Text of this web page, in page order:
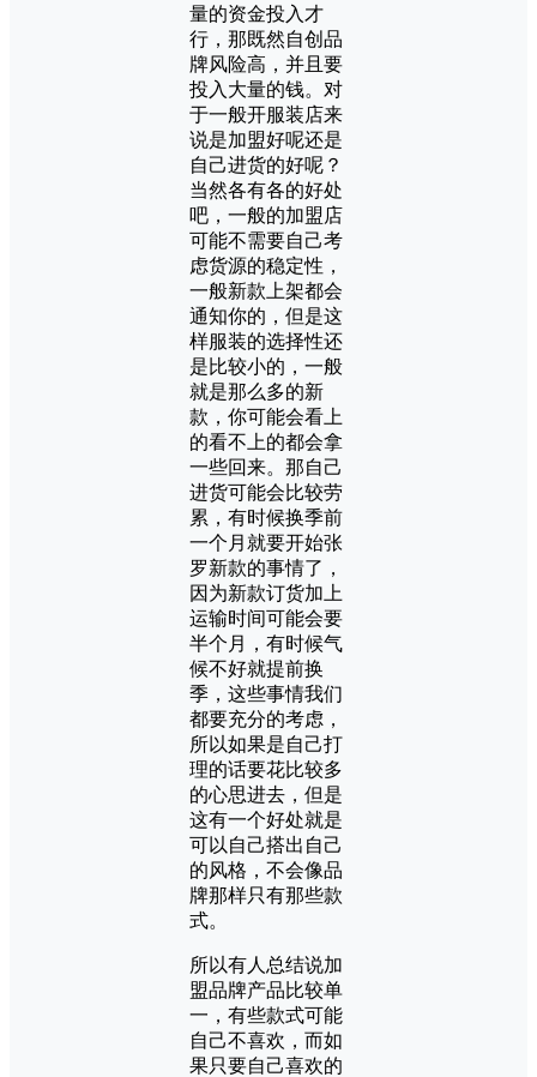
量的资金投入才
行，那既然自创品
牌风险高，并且要
投入大量的钱。对
于一般开服装店来
说是加盟好呢还是
自己进货的好呢？
当然各有各的好处
吧，一般的加盟店
可能不需要自己考
虑货源的稳定性，
一般新款上架都会
通知你的，但是这
样服装的选择性还
是比较小的，一般
就是那么多的新
款，你可能会看上
的看不上的都会拿
一些回来。那自己
进货可能会比较劳
累，有时候换季前
一个月就要开始张
罗新款的事情了，
因为新款订货加上
运输时间可能会要
半个月，有时候气
候不好就提前换
季，这些事情我们
都要充分的考虑，
所以如果是自己打
理的话要花比较多
的心思进去，但是
这有一个好处就是
可以自己搭出自己
的风格，不会像品
牌那样只有那些款
式。
所以有人总结说加
盟品牌产品比较单
一，有些款式可能
自己不喜欢，而如
果只要自己喜欢的